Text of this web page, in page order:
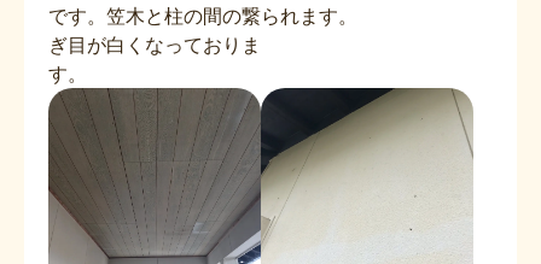
です。笠木と柱の間の繋
ぎ目が白くなっておりま
す。
られます。